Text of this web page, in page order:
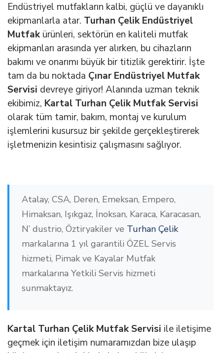
Endüstriyel mutfakların kalbi, güçlü ve dayanıklı
ekipmanlarla atar. Turhan Çelik Endüstriyel
Mutfakürünleri, sektörün en kaliteli mutfak
ekipmanları arasında yer alırken, bu cihazların
bakımı ve onarımı büyük bir titizlik gerektirir. İşte
tam da bu noktada Çınar Endüstriyel Mutfak
Servisi devreye giriyor! Alanında uzman teknik
ekibimiz, Kartal Turhan Çelik Mutfak Servisi
olarak tüm tamir, bakım, montaj ve kurulum
işlemlerini kusursuz bir şekilde gerçekleştirerek
işletmenizin kesintisiz çalışmasını sağlıyor.
Atalay, CSA, Deren, Emeksan, Empero,
Himaksan, Işıkgaz, İnoksan, Karaca, Karacasan,
N’ dustrio, Öztiryakiler ve Turhan Çelik
markalarına 1 yıl garantili ÖZEL Servis
hizmeti, Pimak ve Kayalar Mutfak
markalarına Yetkili Servis hizmeti
sunmaktayız.
Kartal Turhan Çelik Mutfak Servisi ile iletişime
geçmek için iletişim numaramızdan bize ulaşıp